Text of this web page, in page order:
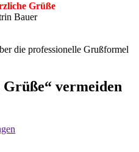
Grüße
Bauer
die professionelle Grußformel
vermeiden